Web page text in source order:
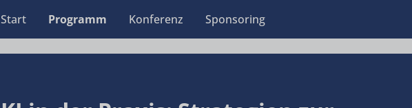
Start Programm Konferenz Sponsoring